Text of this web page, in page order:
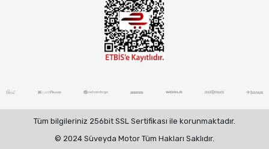
Tüm bilgileriniz 256bit SSL Sertifikası ile korunmaktadır.
© 2024 Süveyda Motor Tüm Hakları Saklıdır.